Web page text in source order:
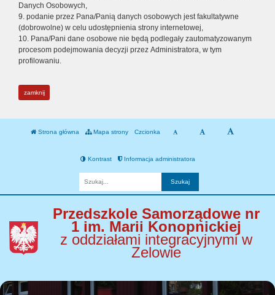
Danych Osobowych,
9. podanie przez Pana/Panią danych osobowych jest fakultatywne
(dobrowolne) w celu udostępnienia strony internetowej,
10. Pana/Pani dane osobowe nie będą podlegały zautomatyzowanym
procesom podejmowania decyzji przez Administratora, w tym
profilowaniu.
zamknij
Strona główna Mapa strony Czcionka
Kontrast Informacja administratora
Przedszkole Samorządowe nr
1 im. Marii Konopnickiej
z oddziałami integracyjnymi w
Zelowie